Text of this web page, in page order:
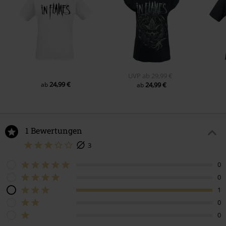
ab 24,99 €
UVP ab 29,99 €
ab 24,99 €
1 Bewertungen
3
0
0
1
0
0